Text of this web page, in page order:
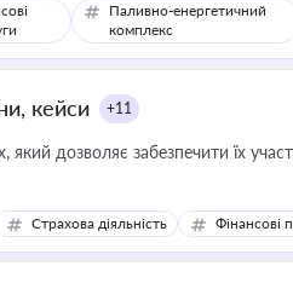
Паливно-енергетичний
комплекс
кейси +11
дозволяє забезпечити їх
Страхова діяльність Фінансові